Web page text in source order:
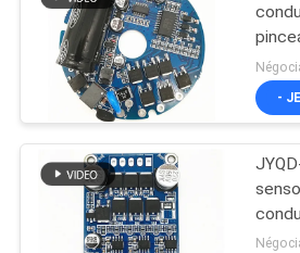
Pompe de
électrique
-